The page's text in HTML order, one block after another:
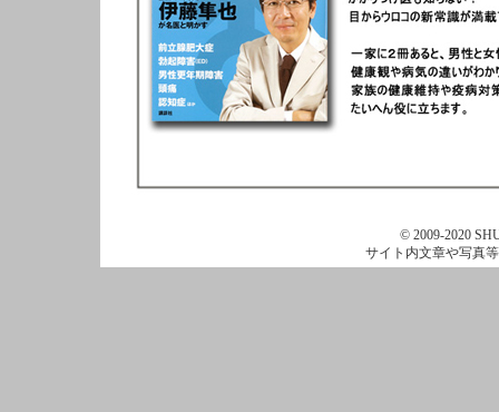
© 2009-2020
サイト内文章や写真